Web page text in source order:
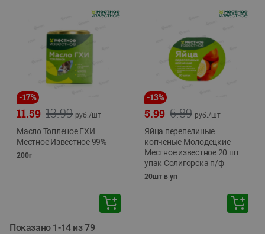
-17%
13.99
11.59 руб./шт
Масло Топленое ГХИ
Местное Известное 99%
200г
-13%
6.89
5.99 руб./шт
Яйца перепелиные
копченые Молодецкие
Местное известное 20 шт
упак Солигорска п/ф
20шт в уп
Показано 1-14 из 79